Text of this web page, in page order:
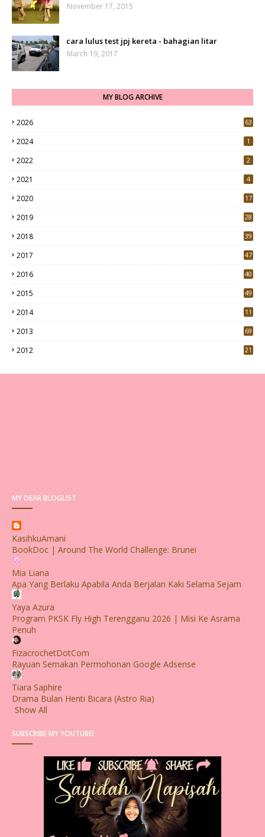
November 17, 2015
cara lulus test jpj kereta - bahagian litar
March 19, 2017
MY BLOG ARCHIVE
2026 63
2024 1
2022 2
2021 4
2020
17
2019
28
2018
39
2017
47
2016
40
2015
49
2014 11
2013 69
2012 21
MY DEAR BLOGLIST
KasihkuAmani
BookDoc | Around The World Challenge: Brunei
Mia Liana
Apa Yang Berlaku Apabila Anda Berjalan Kaki Selama Sejam
Yaya Azura
Program PKSK Fly High Terengganu 2026 | Misi Ke Asrama
Penuh
FizacrochetDotCom
Rayuan Semakan Permohonan Google Adsense
Tiara Saphire
Drama Bulan Henti Bicara (Astro Ria)
Show All
SUBSCRIBE MY YOUTUBE!